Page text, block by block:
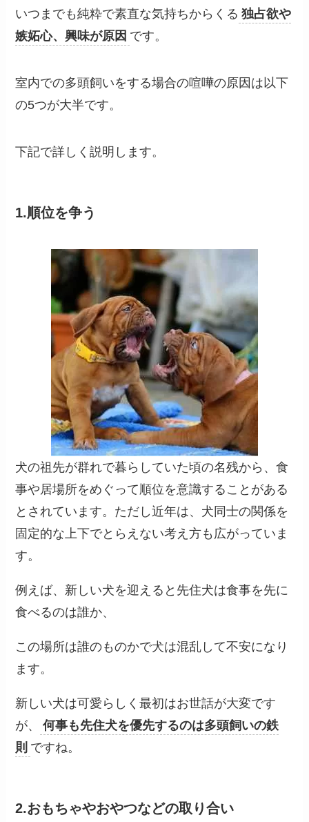
いつまでも純粋で素直な気持ちからくる 独占欲や
嫉妬心、興味が原因 です。
室内での多頭飼いをする場合の喧嘩の原因は以下
の5つが大半です。
下記で詳しく説明します。
1.順位を争う
犬の祖先が群れで暮らしていた頃の名残から、食
事や居場所をめぐって順位を意識することがある
とされています。ただし近年は、犬同士の関係を
固定的な上下でとらえない考え方も広がっていま
す。
例えば、新しい犬を迎えると先住犬は食事を先に
食べるのは誰か、
この場所は誰のものかで犬は混乱して不安になり
ます。
新しい犬は可愛らしく最初はお世話が大変です
が、
何事も先住犬を優先するのは多頭飼いの鉄
則 ですね。
2.おもちゃやおやつなどの取り合い